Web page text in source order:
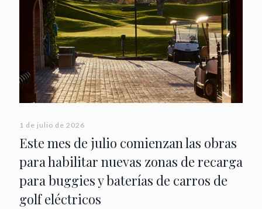
1 de julio de 2026
Este mes de julio comienzan las obras
para habilitar nuevas zonas de recarga
para buggies y baterías de carros de
golf eléctricos